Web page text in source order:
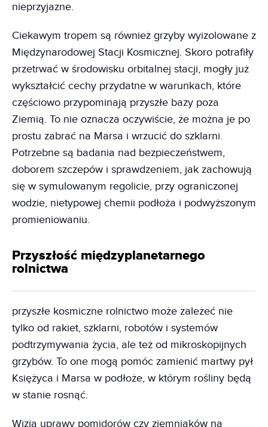
nieprzyjazne.
Ciekawym tropem są również grzyby wyizolowane z
Międzynarodowej Stacji Kosmicznej. Skoro potrafiły
przetrwać w środowisku orbitalnej stacji, mogły już
wykształcić cechy przydatne w warunkach, które
częściowo przypominają przyszłe bazy poza
Ziemią. To nie oznacza oczywiście, że można je po
prostu zabrać na Marsa i wrzucić do szklarni.
Potrzebne są badania nad bezpieczeństwem,
doborem szczepów i sprawdzeniem, jak zachowują
się w symulowanym regolicie, przy ograniczonej
wodzie, nietypowej chemii podłoża i podwyższonym
promieniowaniu.
Przyszłość międzyplanetarnego
rolnictwa
przyszłe kosmiczne rolnictwo może zależeć nie
tylko od rakiet, szklarni, robotów i systemów
podtrzymywania życia, ale też od mikroskopijnych
grzybów. To one mogą pomóc zamienić martwy pył
Księżyca i Marsa w podłoże, w którym rośliny będą
w stanie rosnąć.
Wizja uprawy pomidorów czy ziemniaków na